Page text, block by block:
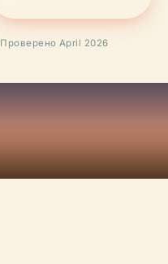
Проверено April 2026